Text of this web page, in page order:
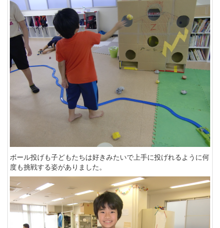
ボール投げも子どもたちは好きみたいで上手に投げれるように何
度も挑戦する姿がありました。